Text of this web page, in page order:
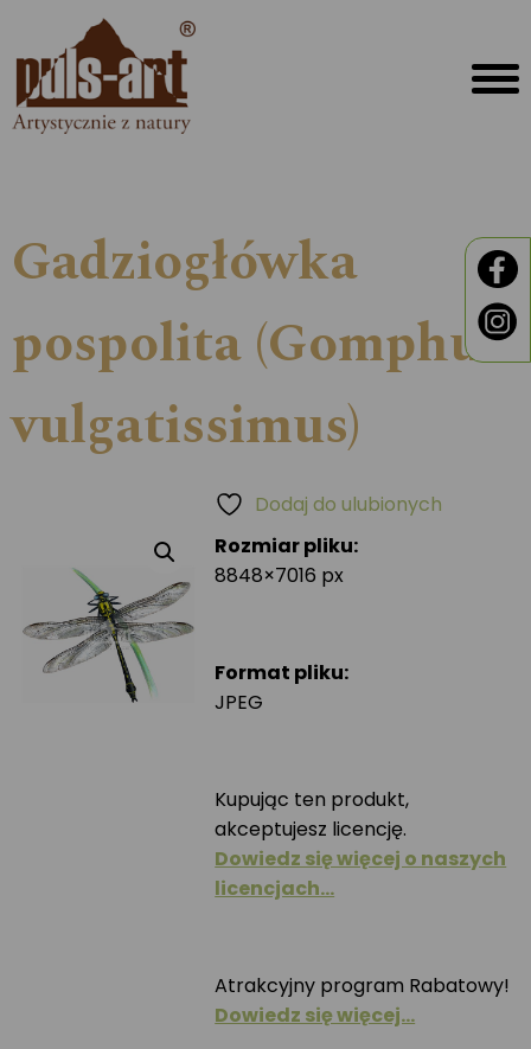
Gadziogłówka
pospolita (Gomphus
vulgatissimus)
Rozmiar pliku:
8848×7016 px
Format pliku:
JPEG
Kupując ten produkt,
akceptujesz licencję.
Dowiedz się więcej o naszych
licencjach…
Atrakcyjny program Rabatowy!
Dowiedz się więcej…
Dodaj do ulubionych